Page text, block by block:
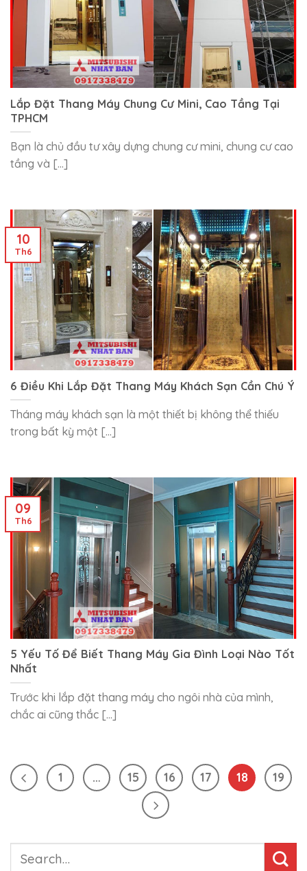
Lắp Đặt Thang Máy Chung Cư Mini, Cao Tầng Tại
TPHCM
Bạn là chủ đầu tư xây dựng chung cư mini, chung cư cao
tầng và [...]
6 Điều Khi Lắp Đặt Thang Máy Khách Sạn Cần Chú Ý
Tháng máy khách sạn là một thiết bị không thể thiếu
trong bất kỳ một [...]
10
Th6
5 Yếu Tố Để Biết Thang Máy Gia Đình Loại Nào Tốt
Nhất
Trước khi lắp đặt thang máy cho ngôi nhà của mình,
chắc ai cũng thắc [...]
09
Th6
1 … 15 16 17 18 19